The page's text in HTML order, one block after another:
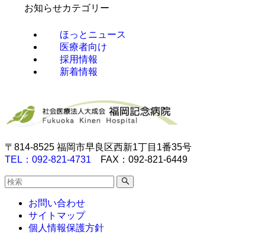
お知らせカテゴリー
ほっとニュース
医療者向け
採用情報
新着情報
〒814-8525 福岡市早良区西新1丁目1番35号
TEL：092-821-4731 FAX：092-821-6449
お問い合わせ
サイトマップ
個人情報保護方針